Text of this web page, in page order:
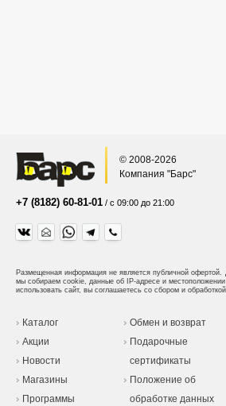
© 2008-2026
Компания "Барс"
+7 (8182) 60-81-01 / с 09:00 до 21:00
Размещенная информация не является публичной офертой.
мы собираем cookie, данные об IP-адресе и
использовать сайт, вы соглашаетесь со сбором и
Каталог
Акции
Новости
Магазины
Программы
Обмен и возврат
Подарочные
сертификаты
Положение об
обработке данных